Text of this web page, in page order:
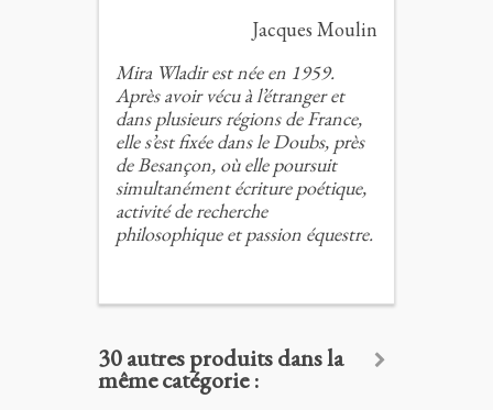
Jacques Moulin
Mira Wladir est née en 1959.
Après avoir vécu à l’étranger et
dans plusieurs régions de France,
elle s’est fixée dans le Doubs, près
de Besançon, où elle poursuit
simultanément écriture poétique,
activité de recherche
philosophique et passion équestre.
30 autres produits dans la
même catégorie :